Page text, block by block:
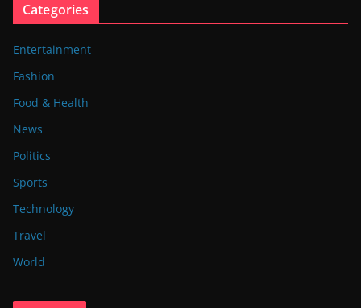
Categories
Entertainment
Fashion
Food & Health
News
Politics
Sports
Technology
Travel
World